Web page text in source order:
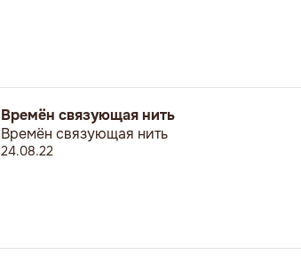
Времён связующая нить
Времён связующая нить
24.08.22